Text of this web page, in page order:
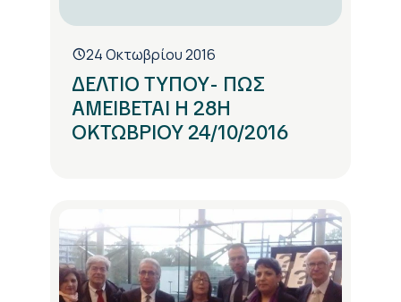
24 Οκτωβρίου 2016
ΔΕΛΤΙΟ ΤΥΠΟΥ- ΠΩΣ
ΑΜΕΙΒΕΤΑΙ Η 28Η
ΟΚΤΩΒΡΙΟΥ 24/10/2016